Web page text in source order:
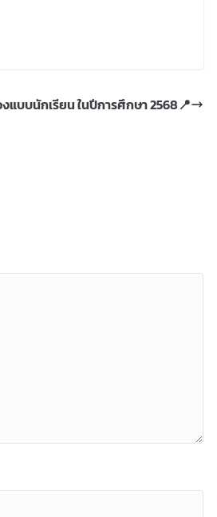
งแบบนักเรียน ในปีการศึกษา 2568📍